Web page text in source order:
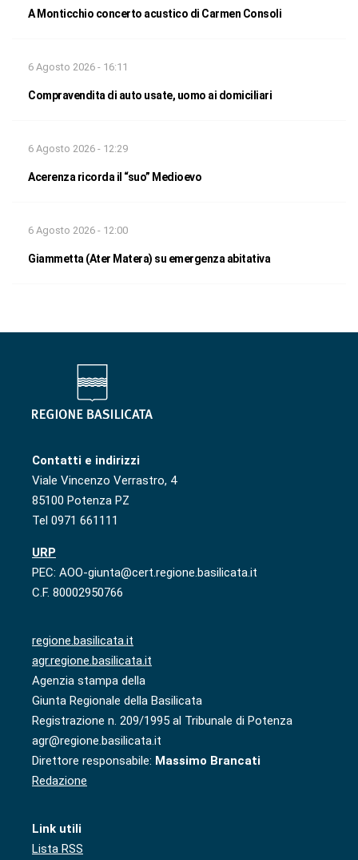
A Monticchio concerto acustico di Carmen Consoli
6 Agosto 2026 - 16:11
Compravendita di auto usate, uomo ai domiciliari
6 Agosto 2026 - 12:29
Acerenza ricorda il “suo” Medioevo
6 Agosto 2026 - 12:00
Giammetta (Ater Matera) su emergenza abitativa
Contatti e indirizzi
Viale Vincenzo Verrastro, 4
85100 Potenza PZ
Tel 0971 661111
URP
PEC: AOO-giunta@cert.regione.basilicata.it
C.F. 80002950766
regione.basilicata.it
agr.regione.basilicata.it
Agenzia stampa della
Giunta Regionale della Basilicata
Registrazione n. 209/1995 al Tribunale di Potenza
agr@regione.basilicata.it
Direttore responsabile: Massimo Brancati
Redazione
Link utili
Lista RSS